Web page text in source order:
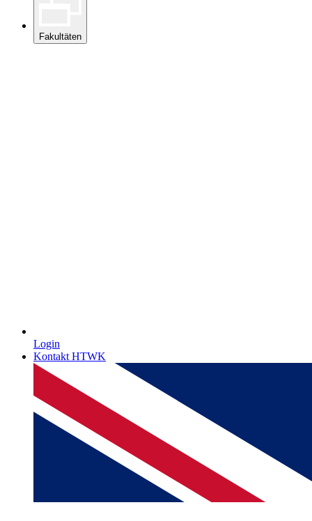
Fakultäten
Login
Kontakt HTWK